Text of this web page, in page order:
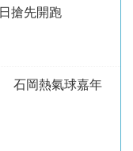
搶先開跑
石岡熱氣球嘉年